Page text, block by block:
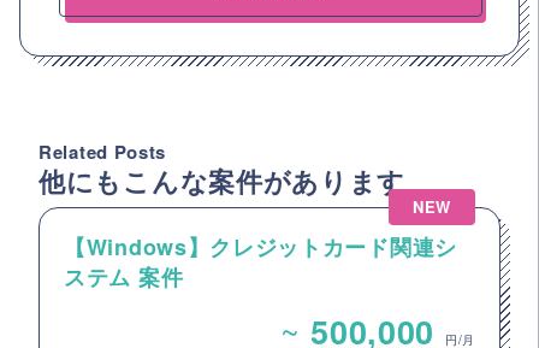
Related Posts
他にもこんな案件があります
NEW
【Windows】クレジットカード関連シ
ステム 案件
~ 500,000 円/月